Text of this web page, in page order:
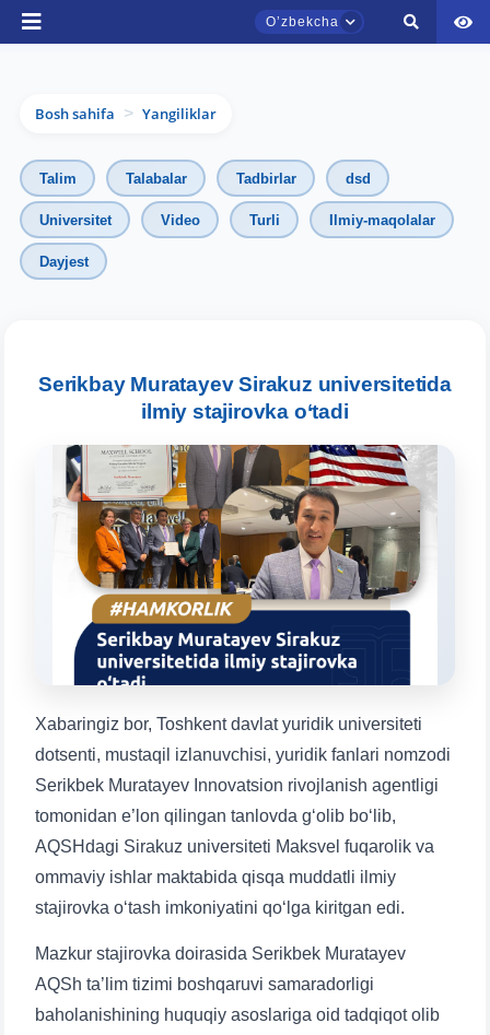
Oʼzbekcha
Bosh sahifa > Yangiliklar
Talim Talabalar Tadbirlar dsd
Universitet Video Turli Ilmiy-maqolalar
Dayjest
Serikbay Muratayev Sirakuz universitetida
ilmiy stajirovka o‘tadi
Xabaringiz bor, Toshkent davlat yuridik universiteti
dotsenti, mustaqil izlanuvchisi, yuridik fanlari nomzodi
Serikbek Muratayev Innovatsion rivojlanish agentligi
tomonidan e’lon qilingan tanlovda g‘olib bo‘lib,
AQSHdagi Sirakuz universiteti Maksvel fuqarolik va
ommaviy ishlar maktabida qisqa muddatli ilmiy
stajirovka o‘tash imkoniyatini qo‘lga kiritgan edi.
Mazkur stajirovka doirasida Serikbek Muratayev
AQSh ta’lim tizimi boshqaruvi samaradorligi
baholanishining huquqiy asoslariga oid tadqiqot olib
TDYU qabul murojaatlari chati
Qabul bo'yicha murojaatlaringizni ushbu
chatda qoldiring.
Mavzuni tanlang — keyin shu mavzudagi aniq
savollar chiqadi:
1. Hujjatlar (bakalavr) (5) 2. Hujjatlar (magistr) (4)
3. Suhbat (bakalavr) (8) 4. Suhbat (magistr) (5)
5. To'lov-kontrakt (2) 6. Elektron ariza (16)
7. Call-center (4)
9. Magistratura kvotasi (4) ✉️ Adminga yozish